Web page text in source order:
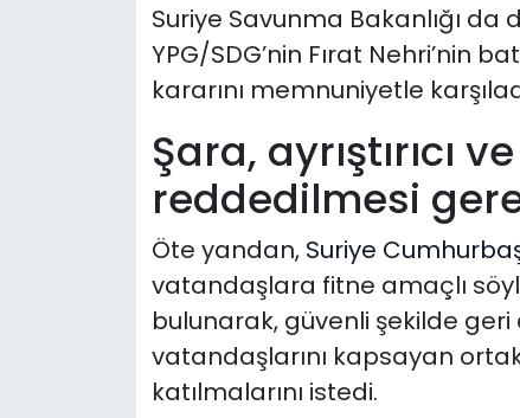
Suriye Savunma Bakanlığı
YPG/SDG’nin Fırat Nehri’nin
kararını memnuniyetle
Şara, ayrıştırıcı
reddedilmesi
Öte yandan, Suriye
vatandaşlara fitne amaçlı
bulunarak, güvenli şekilde geri
vatandaşlarını kapsayan
katılmalarını istedi.